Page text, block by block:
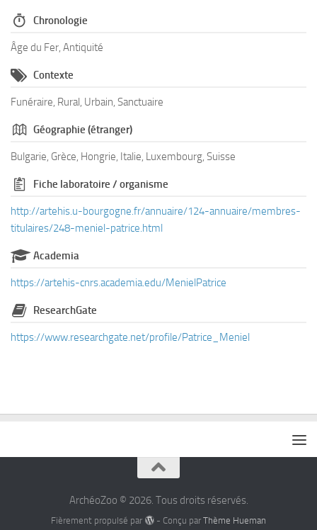
Chronologie
Âge du Fer, Antiquité
Contexte
Funéraire, Rural, Urbain, Sanctuaire
Géographie (étranger)
Bulgarie, Grèce, Hongrie, Italie, Luxembourg, Suisse
Fiche laboratoire / organisme
http://artehis.u-bourgogne.fr/annuaire/124-annuaire/membres-
titulaires/248-meniel-patrice.html
Academia
https://artehis-cnrs.academia.edu/MenielPatrice
ResearchGate
https://www.researchgate.net/profile/Patrice_Meniel
ArchéoZoo © 2026. Tous droits réservés.
Fièrement propulsé par - Conçu par Thème Hueman